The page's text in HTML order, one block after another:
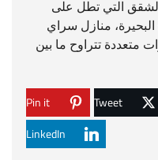
التي تطل على
البحيرة، منازل سراي
متعددة تتراوح ما بين
Tweet
Pin it
LinkedIn